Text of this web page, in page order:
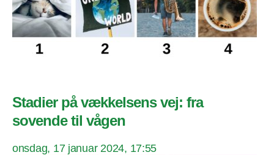
Stadier på vækkelsens vej: fra
sovende til vågen
onsdag, 17 januar 2024, 17:55